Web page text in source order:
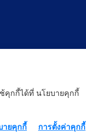
คุกกี้ได้ที่ นโยบายคุกกี้
ายคุกกี้ การตั้งค่าคุกกี้